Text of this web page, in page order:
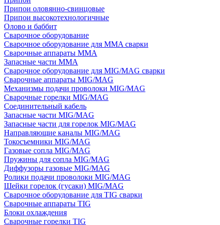
Припои оловянно-свинцовые
Припои высокотехнологичные
Олово и баббит
Сварочное оборудование
Сварочное оборудование для MMA сварки
Сварочные аппараты MMA
Запасные части MMA
Сварочное оборудование для MIG/MAG сварки
Сварочные аппараты MIG/MAG
Механизмы подачи проволоки MIG/MAG
Сварочные горелки MIG/MAG
Соединительный кабель
Запасные части MIG/MAG
Запасные части для горелок MIG/MAG
Направляющие каналы MIG/MAG
Токосъемники MIG/MAG
Газовые сопла MIG/MAG
Пружины для сопла MIG/MAG
Диффузоры газовые MIG/MAG
Ролики подачи проволоки MIG/MAG
Шейки горелок (гусаки) MIG/MAG
Сварочное оборудование для TIG сварки
Сварочные аппараты TIG
Блоки охлаждения
Сварочные горелки TIG